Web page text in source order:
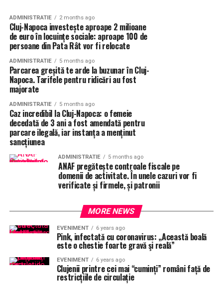
ADMINISTRATIE 2 months ago
Cluj-Napoca investește aproape 2 milioane
de euro în locuințe sociale: aproape 100 de
persoane din Pata Rât vor fi relocate
ADMINISTRATIE 5 months ago
Parcarea greșită te arde la buzunar în Cluj-
Napoca. Tarifele pentru ridicări au fost
majorate
ADMINISTRATIE 5 months ago
Caz incredibil la Cluj-Napoca: o femeie
decedată de 3 ani a fost amendată pentru
parcare ilegală, iar instanța a menținut
sancțiunea
ADMINISTRATIE 5 months ago
ANAF pregătește controale fiscale pe
domenii de activitate. În unele cazuri vor fi
verificate și firmele, și patronii
MORE NEWS
EVENIMENT 6 years ago
Pink, infectată cu coronavirus: „Această boală
este o chestie foarte gravă şi reală”
EVENIMENT 6 years ago
Clujenii printre cei mai “cuminți” români față de
restricțiile de circulație